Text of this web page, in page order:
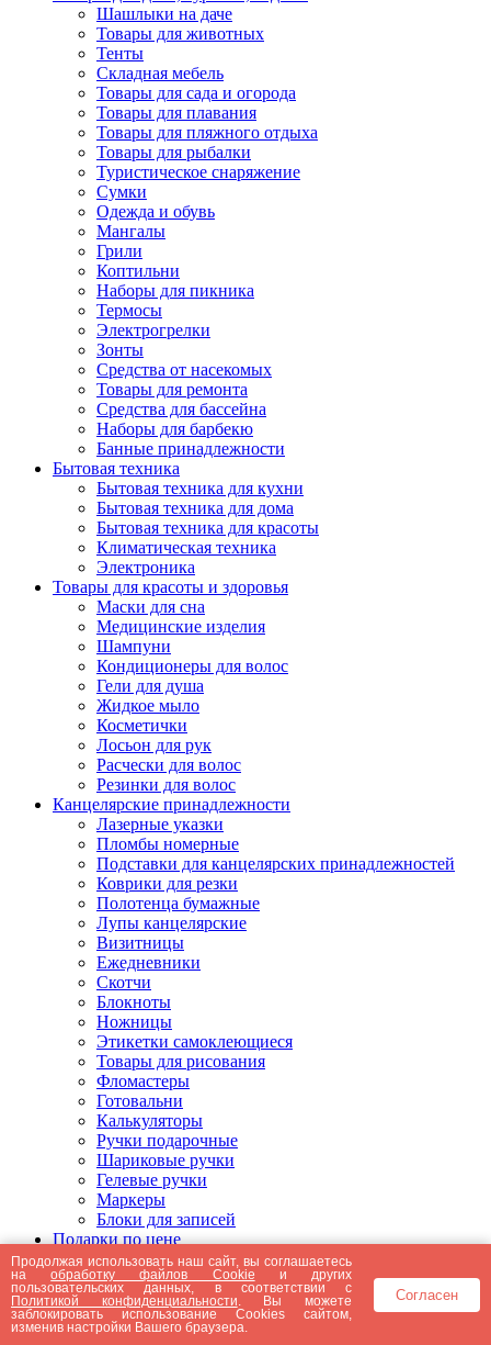
Шашлыки на даче
Товары для животных
Тенты
Складная мебель
Товары для сада и огорода
Товары для плавания
Товары для пляжного отдыха
Товары для рыбалки
Туристическое снаряжение
Сумки
Одежда и обувь
Мангалы
Грили
Коптильни
Наборы для пикника
Термосы
Электрогрелки
Зонты
Средства от насекомых
Товары для ремонта
Средства для бассейна
Наборы для барбекю
Банные принадлежности
Бытовая техника
Бытовая техника для кухни
Бытовая техника для дома
Бытовая техника для красоты
Климатическая техника
Электроника
Товары для красоты и здоровья
Маски для сна
Медицинские изделия
Шампуни
Кондиционеры для волос
Гели для душа
Жидкое мыло
Косметички
Лосьон для рук
Расчески для волос
Резинки для волос
Канцелярские принадлежности
Лазерные указки
Пломбы номерные
Подставки для канцелярских принадлежностей
Коврики для резки
Полотенца бумажные
Лупы канцелярские
Визитницы
Ежедневники
Скотчи
Блокноты
Ножницы
Этикетки самоклеющиеся
Товары для рисования
Фломастеры
Готовальни
Калькуляторы
Ручки подарочные
Шариковые ручки
Гелевые ручки
Маркеры
Блоки для записей
Подарки по цене
Подарки от 5000 рублей
Подарки до 5000 рублей
Подарки до 3000 рублей
Подарки до 2000 рублей
Подарки до 1000 рублей
Продолжая использовать наш сайт, вы соглашаетесь
наобработку файлов Cookie и других
пользовательских данных, в соответствии с
Политикой конфиденциальности . Вы можете
заблокировать использование Cookies сайтом,
изменив настройки Вашего браузера.
Согласен